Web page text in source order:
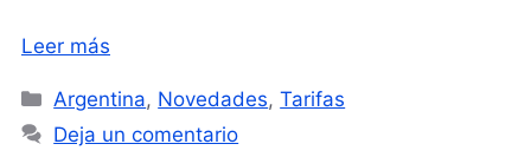
Leer más
Categorías
Argentina, Novedades,Tarifas
Deja un comentario